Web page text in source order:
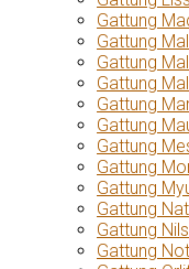
Gattung
Gattung
Gattung
Gattung
Gattung
Gattung
Gattung
Gattung
Gattung
Gattung
Gattung
Gattung